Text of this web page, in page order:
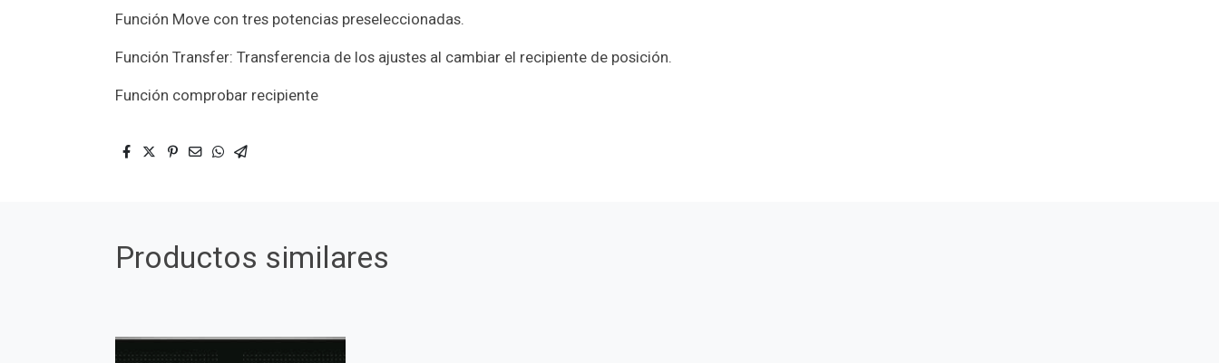
Función Move con tres potencias preseleccionadas.
Función Transfer: Transferencia de los ajustes al cambiar el recipiente de posición.
Función comprobar recipiente
Productos similares